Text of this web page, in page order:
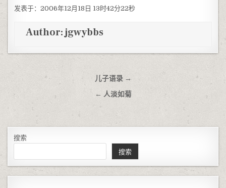
发表于：2006年12月18日 13时42分22秒
Author:jgwybbs
文章导航 儿子语录 →
← 人淡如菊
搜索
搜索